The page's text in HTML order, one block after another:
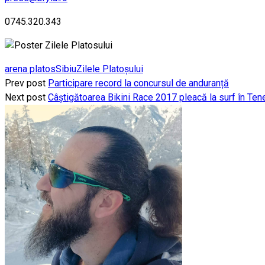
0745.320.343
arena platosSibiuZilele Platoșului
Prev post Participare record la concursul de anduranță
Next post Câștigătoarea Bikini Race 2017 pleacă la surf în